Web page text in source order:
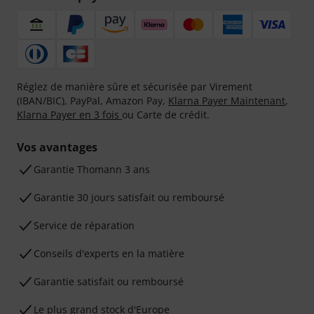
Réglez de manière sûre et sécurisée par Virement
(IBAN/BIC), PayPal, Amazon Pay, Klarna Payer Maintenant,
Klarna Payer en 3 fois ou Carte de crédit.
Vos avantages
Ga­ran­tie Thomann 3 ans
Garantie 30 jours satisfait ou remboursé
Service de réparation
Conseils d'experts en la matière
Garantie satisfait ou remboursé
Le plus grand stock d'Europe